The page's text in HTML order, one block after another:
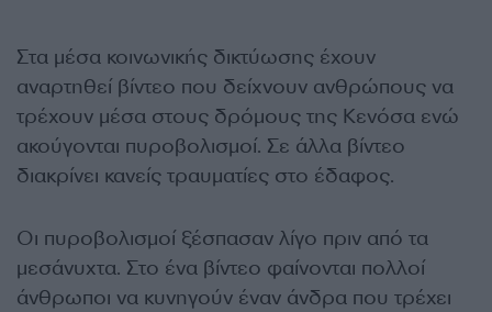
Στα μέσα κοινωνικής δικτύωσης έχουν
αναρτηθεί βίντεο που δείχνουν ανθρώπους να
τρέχουν μέσα στους δρόμους της Κενόσα ενώ
ακούγονται πυροβολισμοί. Σε άλλα βίντεο
διακρίνει κανείς τραυματίες στο έδαφος.
Οι πυροβολισμοί ξέσπασαν λίγο πριν από τα
μεσάνυχτα. Στο ένα βίντεο φαίνονται πολλοί
άνθρωποι να κυνηγούν έναν άνδρα που τρέχει